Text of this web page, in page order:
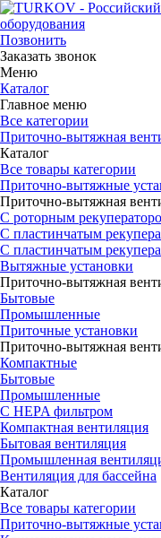
Позвонить
Заказать звонок
Меню
Каталог
Главное меню
Все категории
Приточно-вытяжная
Каталог
Все товары категории
Приточно-вытяжные
Приточно-вытяжная
С роторным
С пластинчатым
С пластинчатым
Вытяжные установки
Приточно-вытяжная
Бытовые
Промышленные
Приточные установки
Приточно-вытяжная
Компактные
Бытовые
Промышленные
С HEPA фильтром
Компактная вентиляция
Бытовая вентиляция
Промышленная
Вентиляция для бассейна
Каталог
Все товары категории
Приточно-вытяжные